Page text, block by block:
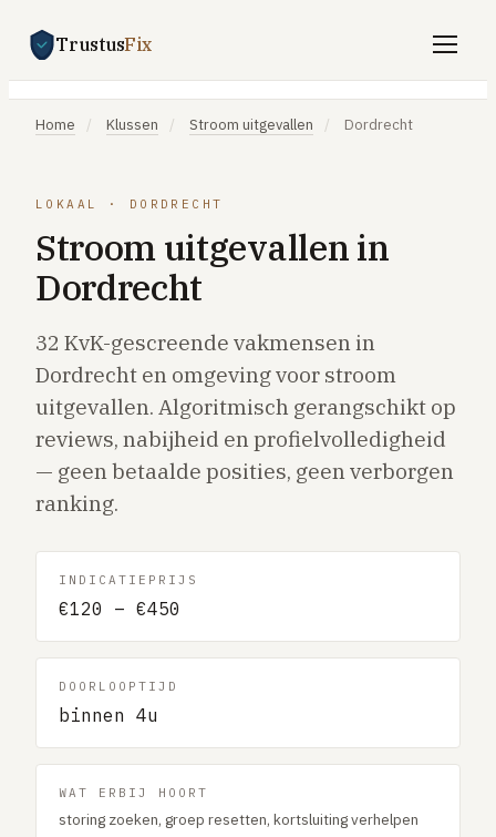
TrustusFix
Gratis offertes aanvragen
Klussen
SPOED 24/7
CV-storing
Warmtepomp-storing
Lekkage
Daklekkage
Afvoer verstopt
Gaslucht
Stroom uitgevallen
Buitengesloten
Keuken vervangen
Dakkapel plaatsen
TUIN
Home / Klussen / Stroom uitgevallen / Dordrecht
LOKAAL · DORDRECHT
Stroom uitgevallen in
Dordrecht
32 KvK-gescreende vakmensen in
Dordrecht en omgeving voor stroom
uitgevallen. Algoritmisch gerangschikt op
reviews, nabijheid en profielvolledigheid
— geen betaalde posities, geen verborgen
ranking.
INDICATIEPRIJS
€120 – €450
DOORLOOPTIJD
binnen 4u
WAT ERBIJ HOORT
storing zoeken, groep resetten, kortsluiting verhelpen